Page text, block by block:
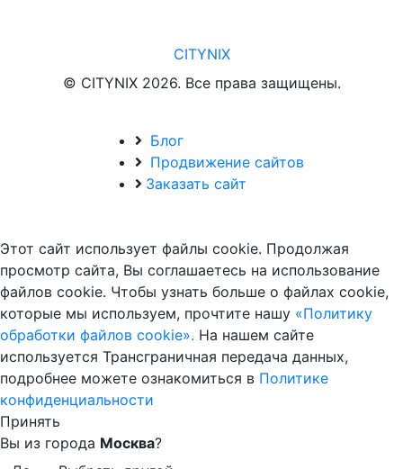
CITYNIX
© CITYNIX 2026. Все права защищены.
Блог
Продвижение сайтов
Заказать сайт
Этот сайт использует файлы cookie. Продолжая
просмотр сайта, Вы соглашаетесь на использование
файлов cookie. Чтобы узнать больше о файлах cookie,
которые мы используем, прочтите нашу «Политику
обработки файлов cookie». На нашем сайте
используется Трансграничная передача данных,
подробнее можете ознакомиться в Политике
конфиденциальности
Принять
Вы из города Москва?